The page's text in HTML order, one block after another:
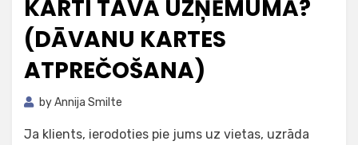
KARTI TAVĀ UZŅĒMUMĀ?
(DĀVANU KARTES
ATPREČOŠANA)
byAnnija Smilte
Ja klients, ierodoties pie jums uz vietas, uzrāda